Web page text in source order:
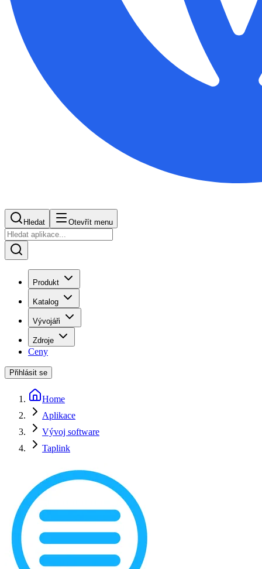
Hledat Otevřít menu
Produkt
Katalog
Vývojáři
Zdroje
Ceny
Přihlásit se
Home
Aplikace
Vývoj software
Taplink